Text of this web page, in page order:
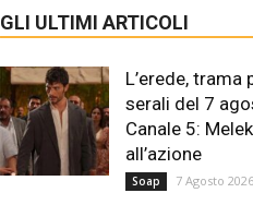
GLI ULTIMI ARTICOLI
L’erede, trama
serali del 7
Canale 5:
all’azione
Soap 7 Agosto 2026